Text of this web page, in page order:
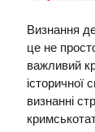
Визнання
це не
важливий
історичної
визнанні